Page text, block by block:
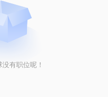
有职位呢！